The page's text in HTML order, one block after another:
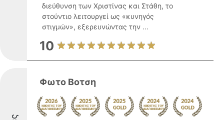
διεύθυνση των Χριστίνας και Στάθη, το
στούντιο λειτουργεί ως «κυνηγός
στιγμών», εξερευνώντας την ...
10
Φωτο Βοτση